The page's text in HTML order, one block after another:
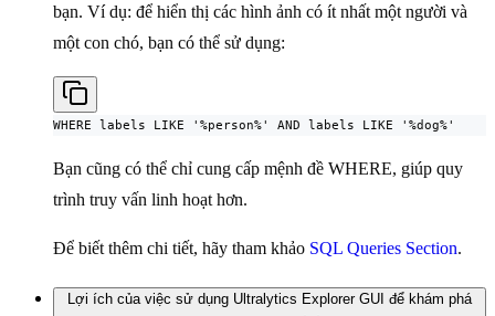
bạn. Ví dụ: để hiển thị các hình ảnh có ít nhất một người và
một con chó, bạn có thể sử dụng:
WHERE labels LIKE '%person%' AND labels LIKE '%dog%'
Bạn cũng có thể chỉ cung cấp mệnh đề WHERE, giúp quy
trình truy vấn linh hoạt hơn.
Để biết thêm chi tiết, hãy tham khảo SQL Queries Section.
Lợi ích của việc sử dụng Ultralytics Explorer GUI để khám phá